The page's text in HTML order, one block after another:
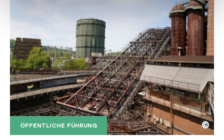
ÖFFENTLICHE FÜHRUNG
Der Erzschrägaufzug der Völklinger Hütte mit
Copyright: Weltkulturerbe Völklinger Hütte | Karl
©